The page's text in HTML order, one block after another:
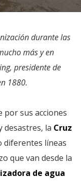
durante las
más y en
presidente de
1880.
por sus acciones
desastres, la Cruz
diferentes líneas
que van desde la
de agua